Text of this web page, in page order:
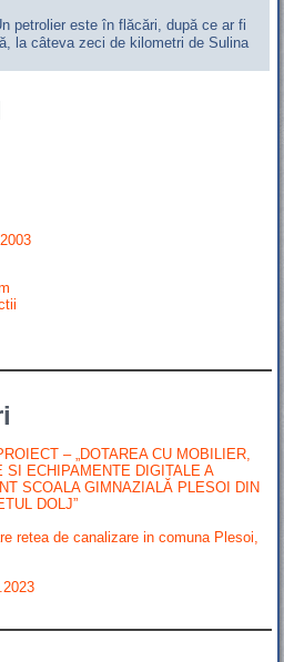
petrolier este în flăcări, după ce ar fi
la câteva zeci de kilometri de Sulina
– „DOTAREA CU MOBILIER,
SI ECHIPAMENTE DIGITALE A
SCOALA GIMNAZIALĂ PLESOI DIN
DOLJ”
retea de canalizare in comuna Plesoi,